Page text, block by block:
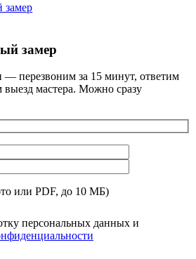
замер
замер
— перезвоним за 15 минут, ответим
выезд мастера. Можно сразу
или PDF, до 10 МБ)
персональных данных и